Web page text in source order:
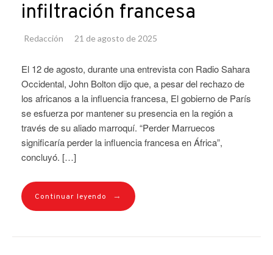
infiltración francesa
Redacción 21 de agosto de 2025
El 12 de agosto, durante una entrevista con Radio Sahara
Occidental, John Bolton dijo que, a pesar del rechazo de
los africanos a la influencia francesa, El gobierno de París
se esfuerza por mantener su presencia en la región a
través de su aliado marroquí. “Perder Marruecos
significaría perder la influencia francesa en África”,
concluyó. […]
Continuar leyendo →